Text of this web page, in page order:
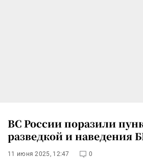
ВС России поразили
разведкой и наведения
11 июня 2025, 12:47 0